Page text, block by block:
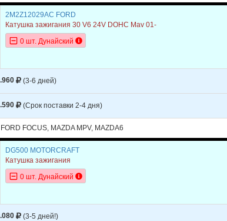
6
MPV
MPV
MPV
MPV
2M2Z12029AC FORD
Катушка зажигания 30 V6 24V DOHC Mav 01-
0 шт. Дунайский
(3-6 дней)
(Срок поставки 2-4 дня)
FOCUS, MAZDA MPV, MAZDA6
DG500 MOTORCRAFT
Катушка зажигания
0 шт. Дунайский
(3-5 дней!)